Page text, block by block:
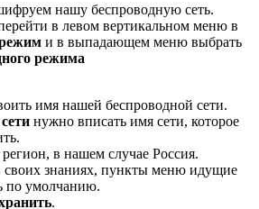
нашу беспроводную сеть.
в левом вертикальном меню в
и в выпадающем меню выбрать
режима
имя нашей беспроводной сети.
нужно вписать имя сети, которое
в нашем случае Россия.
знаниях, пункты меню идущие
по умолчанию.
.